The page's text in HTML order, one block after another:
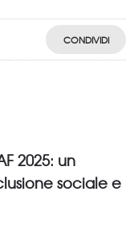
CONDIVIDI
2025: un
sociale e